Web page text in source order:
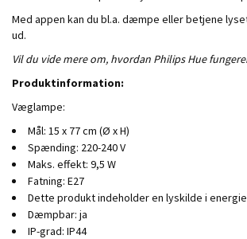
Med appen kan du bl.a. dæmpe eller betjene
ud.
Vil du vide mere om, hvordan Philips Hue
Produktinformation:
Væglampe:
Mål: 15 x 77 cm (Ø x H)
Spænding: 220-240 V
Maks. effekt: 9,5 W
Fatning: E27
Dette produkt indeholder en lyskilde i
Dæmpbar: ja
IP-grad: IP44